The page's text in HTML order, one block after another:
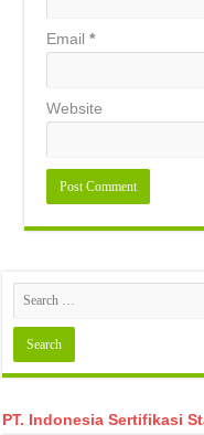
Email*
Website
PT. Indonesia Sertifikasi